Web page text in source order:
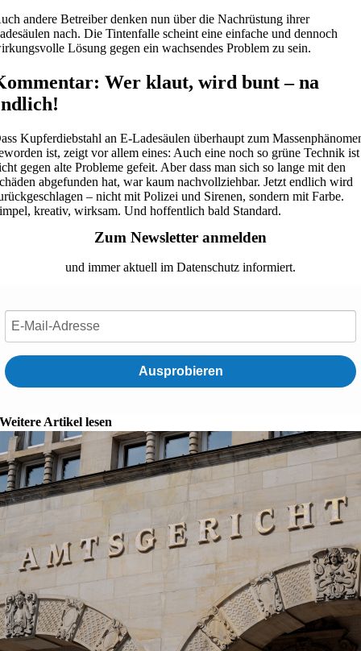
andere Betreiber denken nun über die Nachrüstung ihrer
nach. Die Tintenfalle scheint eine einfache und dennoch
Lösung gegen ein wachsendes Problem zu sein.
Wer klaut, wird bunt – na
Kupferdiebstahl an E-Ladesäulen überhaupt zum
ist, zeigt vor allem eines: Auch eine noch so grüne Technik ist
gegen alte Probleme gefeit. Aber dass man sich so lange mit den
abgefunden hat, war kaum nachvollziehbar. Jetzt endlich wird
– nicht mit Polizei und Sirenen, sondern mit Farbe.
kreativ, wirksam. Und hoffentlich bald Standard.
Zum Newsletter anmelden
und immer aktuell im Datenschutz informiert.
Ausprobieren
Weitere Artikel lesen